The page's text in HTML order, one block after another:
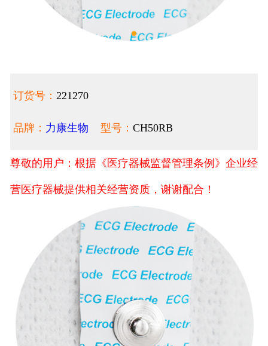
订货号： 221270
品牌： 力康生物 型号： CH50RB
尊敬的用户：根据《医疗器械监督管理条例》企业经
营医疗器械提供相关经营资质，谢谢配合！